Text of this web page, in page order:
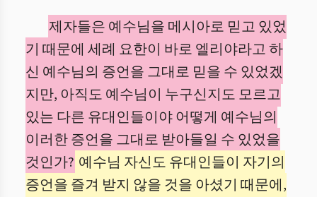
제자들은 예수님을 메시아로 믿고 있었
기 때문에 세례 요한이 바로 엘리야라고 하
신 예수님의 증언을 그대로 믿을 수 있었겠
지만, 아직도 예수님이 누구신지도 모르고
있는 다른 유대인들이야 어떻게 예수님의
이러한 증언을 그대로 받아들일 수 있었을
것인가? 예수님 자신도 유대인들이 자기의
증언을 즐겨 받지 않을 것을 아셨기 때문에,